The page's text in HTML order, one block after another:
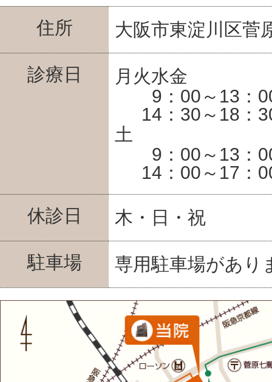
住所 大阪市東淀川区菅
診療日
月火水金
9：00～13：
14：30～18：
土
9：00～13：
14：00～17：
休診日 木・日・祝
駐車場 専用駐車場があり